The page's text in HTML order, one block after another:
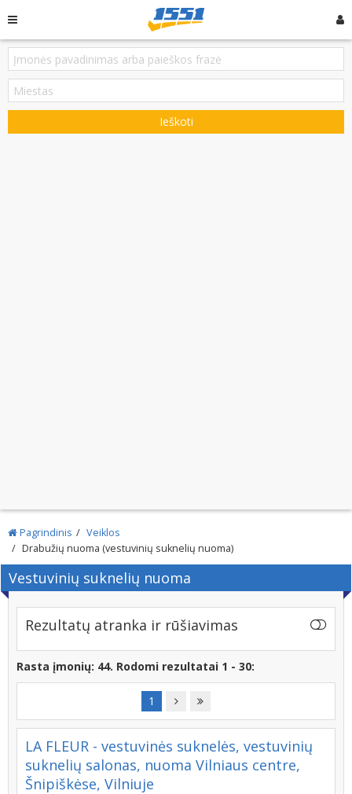
Ieškoti
Pagrindinis
Veiklos
Drabužių nuoma (vestuvinių suknelių nuoma)
Vestuvinių suknelių nuoma
Rezultatų atranka ir rūšiavimas
Rasta įmonių: 44. Rodomi rezultatai 1 - 30:
1
LA FLEUR - vestuvinės suknelės, vestuvinių
suknelių salonas, nuoma Vilniaus centre,
Šnipiškėse, Vilniuje